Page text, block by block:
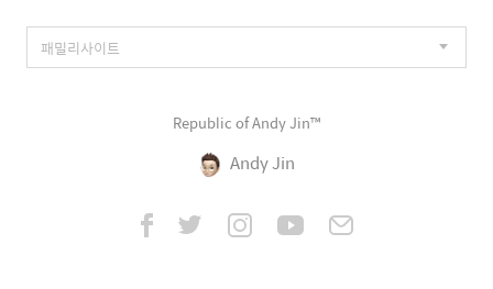
Republic of Andy Jin™
Andy Jin